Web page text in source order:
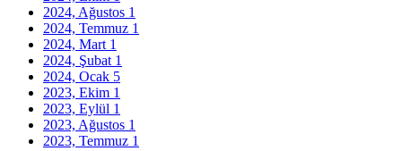
2024, Ağustos 1
2024, Temmuz 1
2024, Mart 1
2024, Şubat 1
2024, Ocak 5
2023, Ekim 1
2023, Eylül 1
2023, Ağustos 1
2023, Temmuz 1